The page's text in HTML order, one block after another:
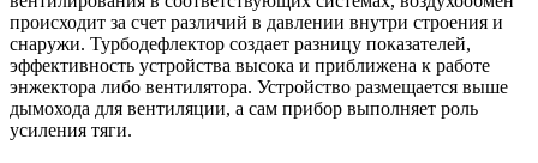
происходит за счет различий в давлении внутри строения и
снаружи. Турбодефлектор создает разницу показателей,
эффективность устройства высока и приближена к работе
энжектора либо вентилятора. Устройство размещается выше
дымохода для вентиляции, а сам прибор выполняет роль
усиления тяги.